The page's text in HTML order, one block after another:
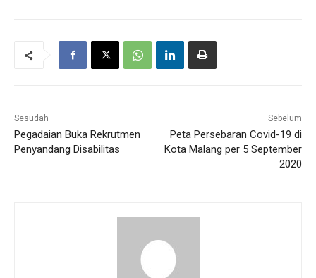
Sesudah
Pegadaian Buka Rekrutmen
Penyandang Disabilitas
Sebelum
Peta Persebaran Covid-19 di
Kota Malang per 5 September
2020